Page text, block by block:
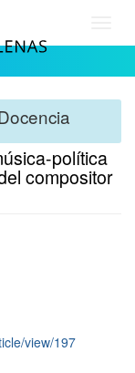
política
compositor
view/197